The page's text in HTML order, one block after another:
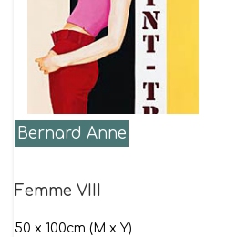
Bernard Anne
Femme VIII
50 x 100cm (M x Y)